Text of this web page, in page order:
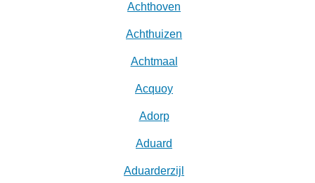
Achthoven
Achthuizen
Achtmaal
Acquoy
Adorp
Aduard
Aduarderzijl